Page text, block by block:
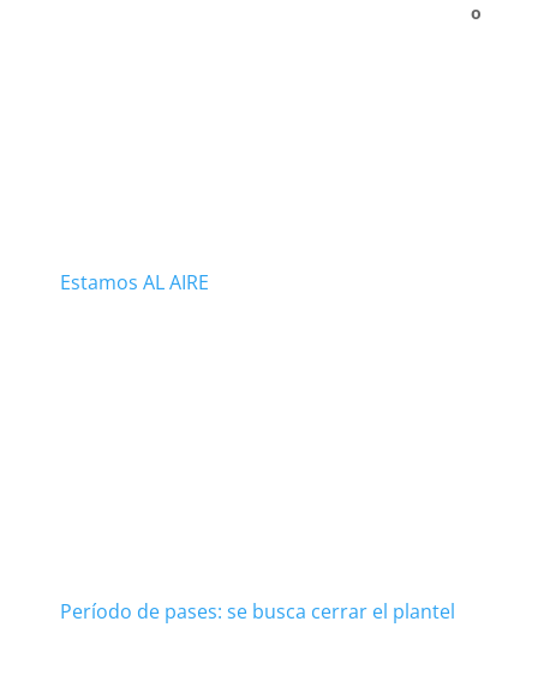
Estamos AL AIRE
Período de pases: se busca cerrar el plantel
o